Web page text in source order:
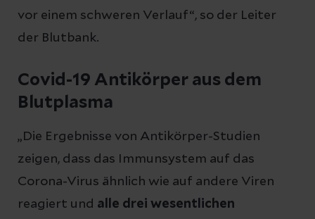
vor einem schweren Verlauf“, so der Leiter
der Blutbank.
Covid-19 Antikörper aus dem
Blutplasma
„Die Ergebnisse von Antikörper-Studien
zeigen, dass das Immunsystem auf das
Corona-Virus ähnlich wie auf andere Viren
reagiert und alle drei wesentlichen